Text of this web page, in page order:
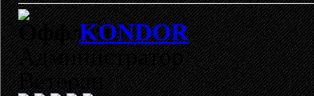
KONDOR
Администратор
Ветеран